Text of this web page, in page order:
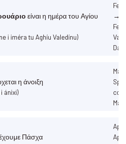
είναι η ημέρα του Αγίου
i iméra tu Aghíu Valedínu)
→
Day
η άνοιξη
ánixi)
Πάσχα